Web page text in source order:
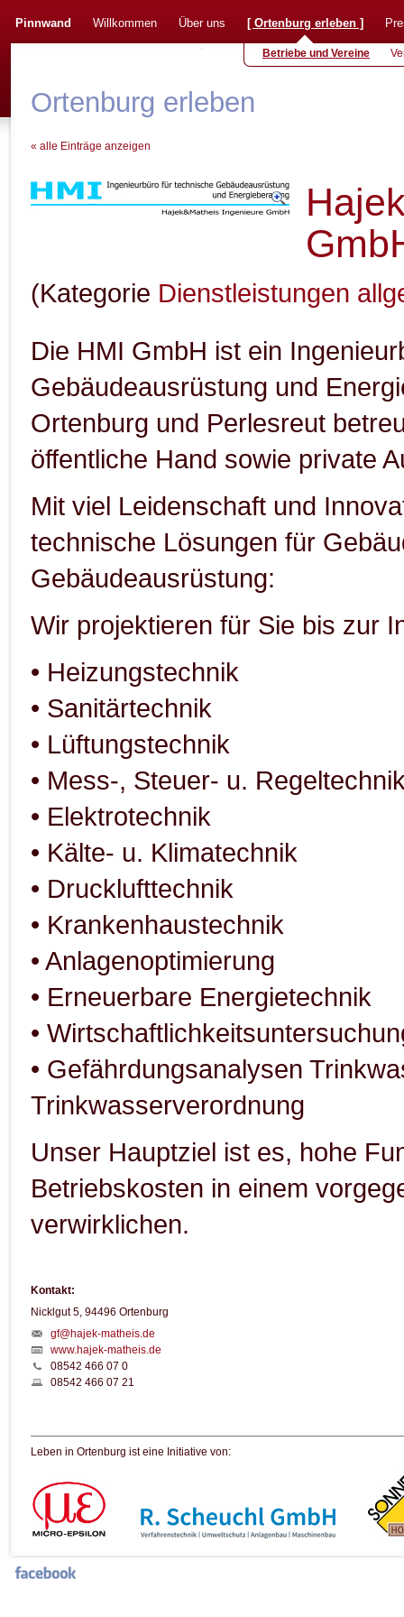
Pinnwand Willkommen Über uns [ Ortenburg erleben ]
Betriebe und Vereine
Ortenburg erleben
« alle Einträge anzeigen
(Kategorie Dienstleistungen
Die HMI GmbH ist ein
Gebäudeausrüstung und
Ortenburg und Perlesreut
öffentliche Hand sowie private
Mit viel Leidenschaft und
technische Lösungen für
Gebäudeausrüstung:
Wir projektieren für Sie bis zur
• Heizungstechnik
• Sanitärtechnik
• Lüftungstechnik
• Mess-, Steuer- u.
• Elektrotechnik
• Kälte- u. Klimatechnik
• Drucklufttechnik
• Krankenhaustechnik
• Anlagenoptimierung
• Erneuerbare Energietechnik
•
• Gefährdungsanalysen
Trinkwasserverordnung
Unser Hauptziel ist es, hohe
Betriebskosten in einem
verwirklichen.
Kontakt:
Nicklgut 5, 94496 Ortenburg
gf@hajek-matheis.de
www.hajek-matheis.de
08542 466 07 0
08542 466 07 21
Leben in Ortenburg ist eine Initiative von: